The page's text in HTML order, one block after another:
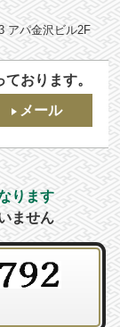
アパ金沢ビル2F
おります。
メール
ります
ません